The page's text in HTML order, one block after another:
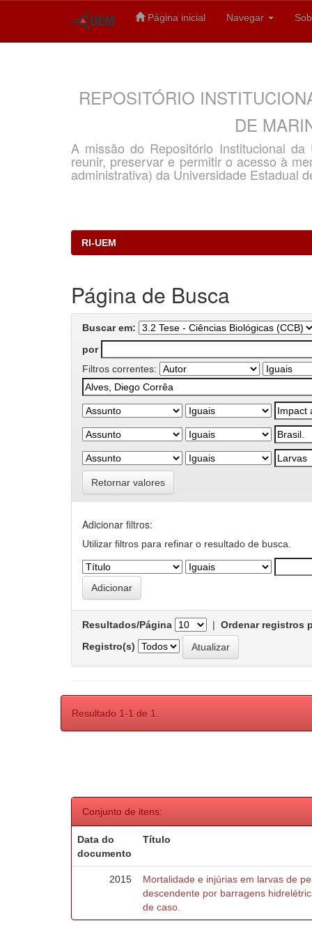
Página inicial Navegar
REPOSITÓRIO
DE
A missão do Repositório Institucional
reunir, preservar e permitir o acesso à
administrativa) da Universidade Estadual
RI-UEM
Página de Busca
Buscar em:
por
Filtros correntes:
Retornar valores
Adicionar filtros:
Utilizar filtros para refinar o resultado de busca.
Resultados/Página | Ordenar registros
Registro(s)
Resultado 1-1 de 1.
Conjunto de itens:
Data do
documento
Título
2015
Mortalidade e injúrias em larvas de
descendente por barragens
de caso.